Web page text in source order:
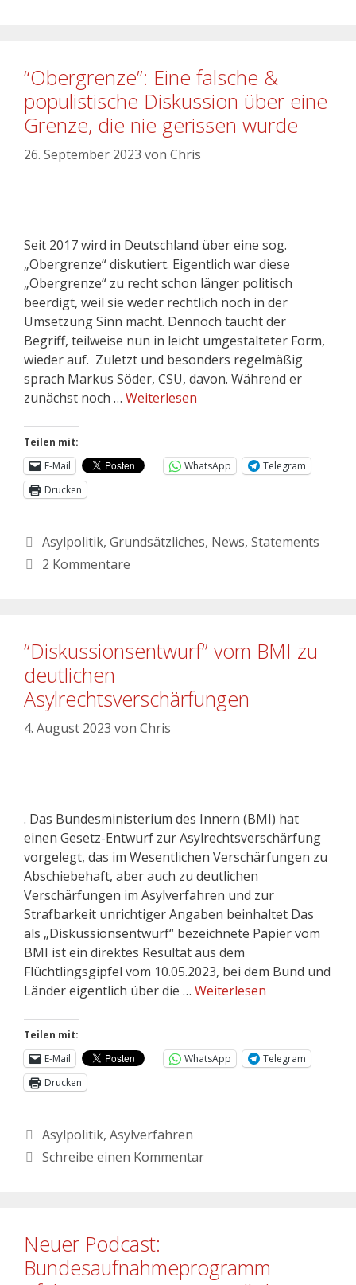
“Obergrenze”: Eine falsche &
populistische Diskussion über eine
Grenze, die nie gerissen wurde
26. September 2023 von Chris
Seit 2017 wird in Deutschland über eine sog.
„Obergrenze“ diskutiert. Eigentlich war diese
„Obergrenze“ zu recht schon länger politisch
beerdigt, weil sie weder rechtlich noch in der
Umsetzung Sinn macht. Dennoch taucht der
Begriff, teilweise nun in leicht umgestalteter Form,
wieder auf. Zuletzt und besonders regelmäßig
sprach Markus Söder, CSU, davon. Während er
zunächst noch … Weiterlesen
Teilen mit:
E-Mail
WhatsApp
Telegram
Drucken
Asylpolitik, Grundsätzliches, News, Statements
2 Kommentare
“Diskussionsentwurf” vom BMI zu
deutlichen
Asylrechtsverschärfungen
4. August 2023 von Chris
. Das Bundesministerium des Innern (BMI) hat
einen Gesetz-Entwurf zur Asylrechtsverschärfung
vorgelegt, das im Wesentlichen Verschärfungen zu
Abschiebehaft, aber auch zu deutlichen
Verschärfungen im Asylverfahren und zur
Strafbarkeit unrichtiger Angaben beinhaltet Das
als „Diskussionsentwurf“ bezeichnete Papier vom
BMI ist ein direktes Resultat aus dem
Flüchtlingsgipfel vom 10.05.2023, bei dem Bund und
Länder eigentlich über die … Weiterlesen
Teilen mit:
E-Mail
WhatsApp
Telegram
Drucken
Asylpolitik, Asylverfahren
Schreibe einen Kommentar
Neuer Podcast:
Bundesaufnahmeprogramm